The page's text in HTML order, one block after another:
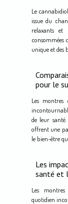
Le
issue du
relaxants et
consommées
unique et des
pour le
Les montres
de leur
offrent une
le bien-être
Les
santé et
Les
quotidien